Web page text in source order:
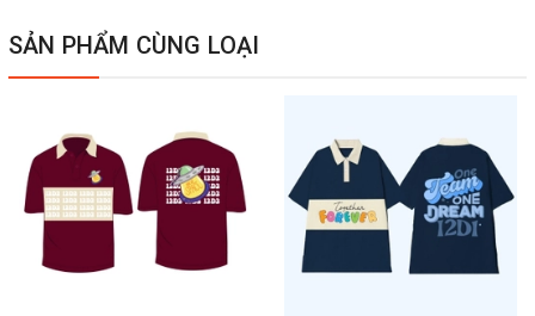
SẢN PHẨM CÙNG LOẠI